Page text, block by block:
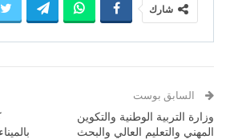
شارك
السابق بوست
وزارة التربية الوطنية والتكوين
المهني والتعليم العالي والبحث